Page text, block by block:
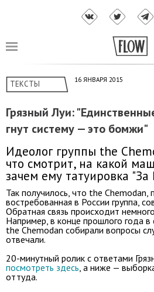
ТЕКСТЫ 16 ЯНВАРЯ 2015
Грязный Луи:
гнут систему — это бомжи"
Идеолог группы the
что смотрит, на какой
зачем ему татуировка
Так получилось, что the Chemodan,
востребованная в России группа,
Обратная связь происходит
Например, в конце прошлого года в
the Chemodan собирали вопросы
отвечали.
20-минутный ролик с ответами
посмотреть здесь , а ниже —
оттуда.